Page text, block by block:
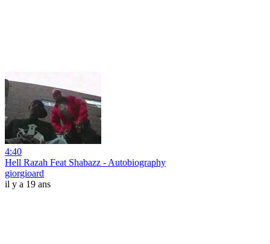
4:40
Hell Razah Feat Shabazz - Autobiography
giorgioard
il y a 19 ans